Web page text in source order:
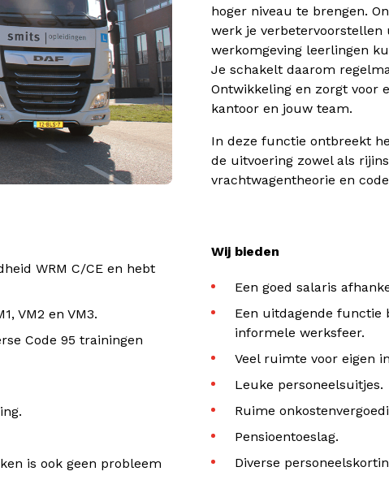
WRM C/CE en hebt
VM2 en VM3.
Code 95 trainingen
is ook geen probleem
hoger niveau te brengen.
werk je verbetervoorstellen
werkomgeving leerlingen
Je schakelt daarom
Ontwikkeling en zorgt voor
kantoor en jouw team.
In deze functie ontbreekt
de uitvoering zowel als
vrachtwagentheorie en
Wij bieden
Een goed salaris
Een uitdagende functie
informele werksfeer.
Veel ruimte voor eigen
Leuke personeelsuitjes.
Ruime
Pensioentoeslag.
Diverse